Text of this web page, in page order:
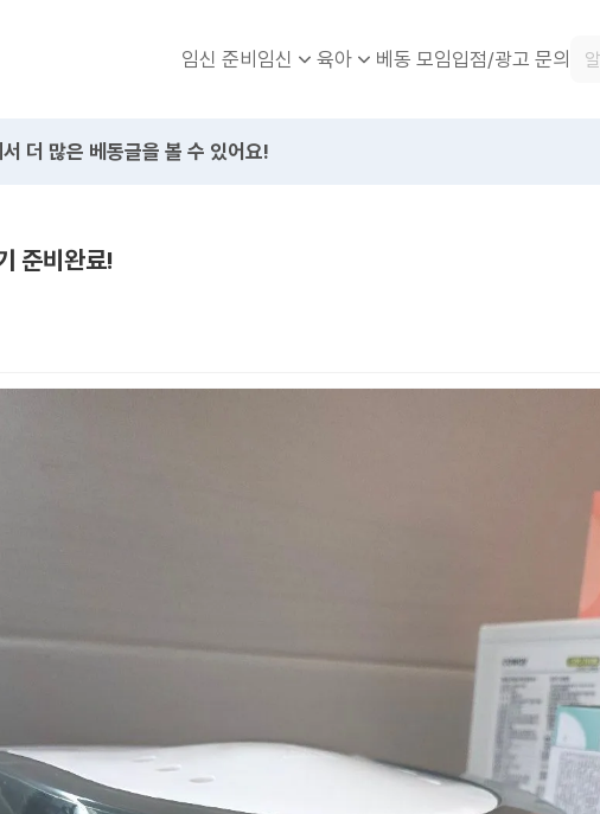
임신 준비임신 육아 베동 모임입점/광고 문의
더 많은 베동글을 볼 수 있어요!
준비완료!